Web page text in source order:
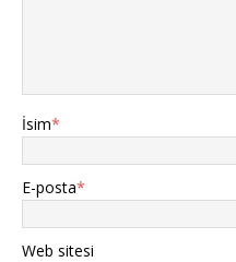
İsim*
E-posta*
Web sitesi